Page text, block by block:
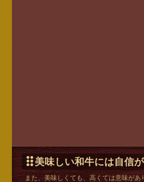
美味しい和牛には自信
また、美味しくても、高くては意味があ